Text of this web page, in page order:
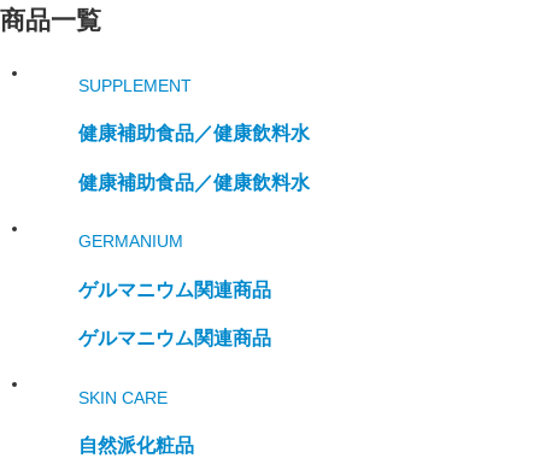
商品一覧
SUPPLEMENT
健康補助食品／健康飲料水
健康補助食品／健康飲料水
GERMANIUM
ゲルマニウム関連商品
ゲルマニウム関連商品
SKIN CARE
自然派化粧品